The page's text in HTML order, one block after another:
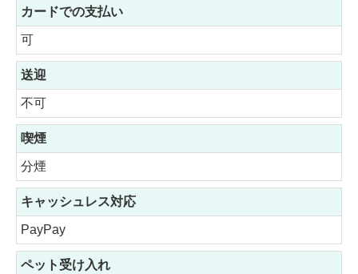
カードでの支払い
可
送迎
不可
喫煙
分煙
キャッシュレス対応
PayPay
ペット受け入れ